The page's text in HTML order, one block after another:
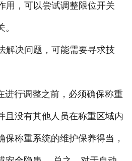
用，可以尝试调整限位开关
。
解决问题，可能需要寻求技
行调整之前，必须确保称重
且没有其他人员在称重区域内
保称重系统的维护保养得当，